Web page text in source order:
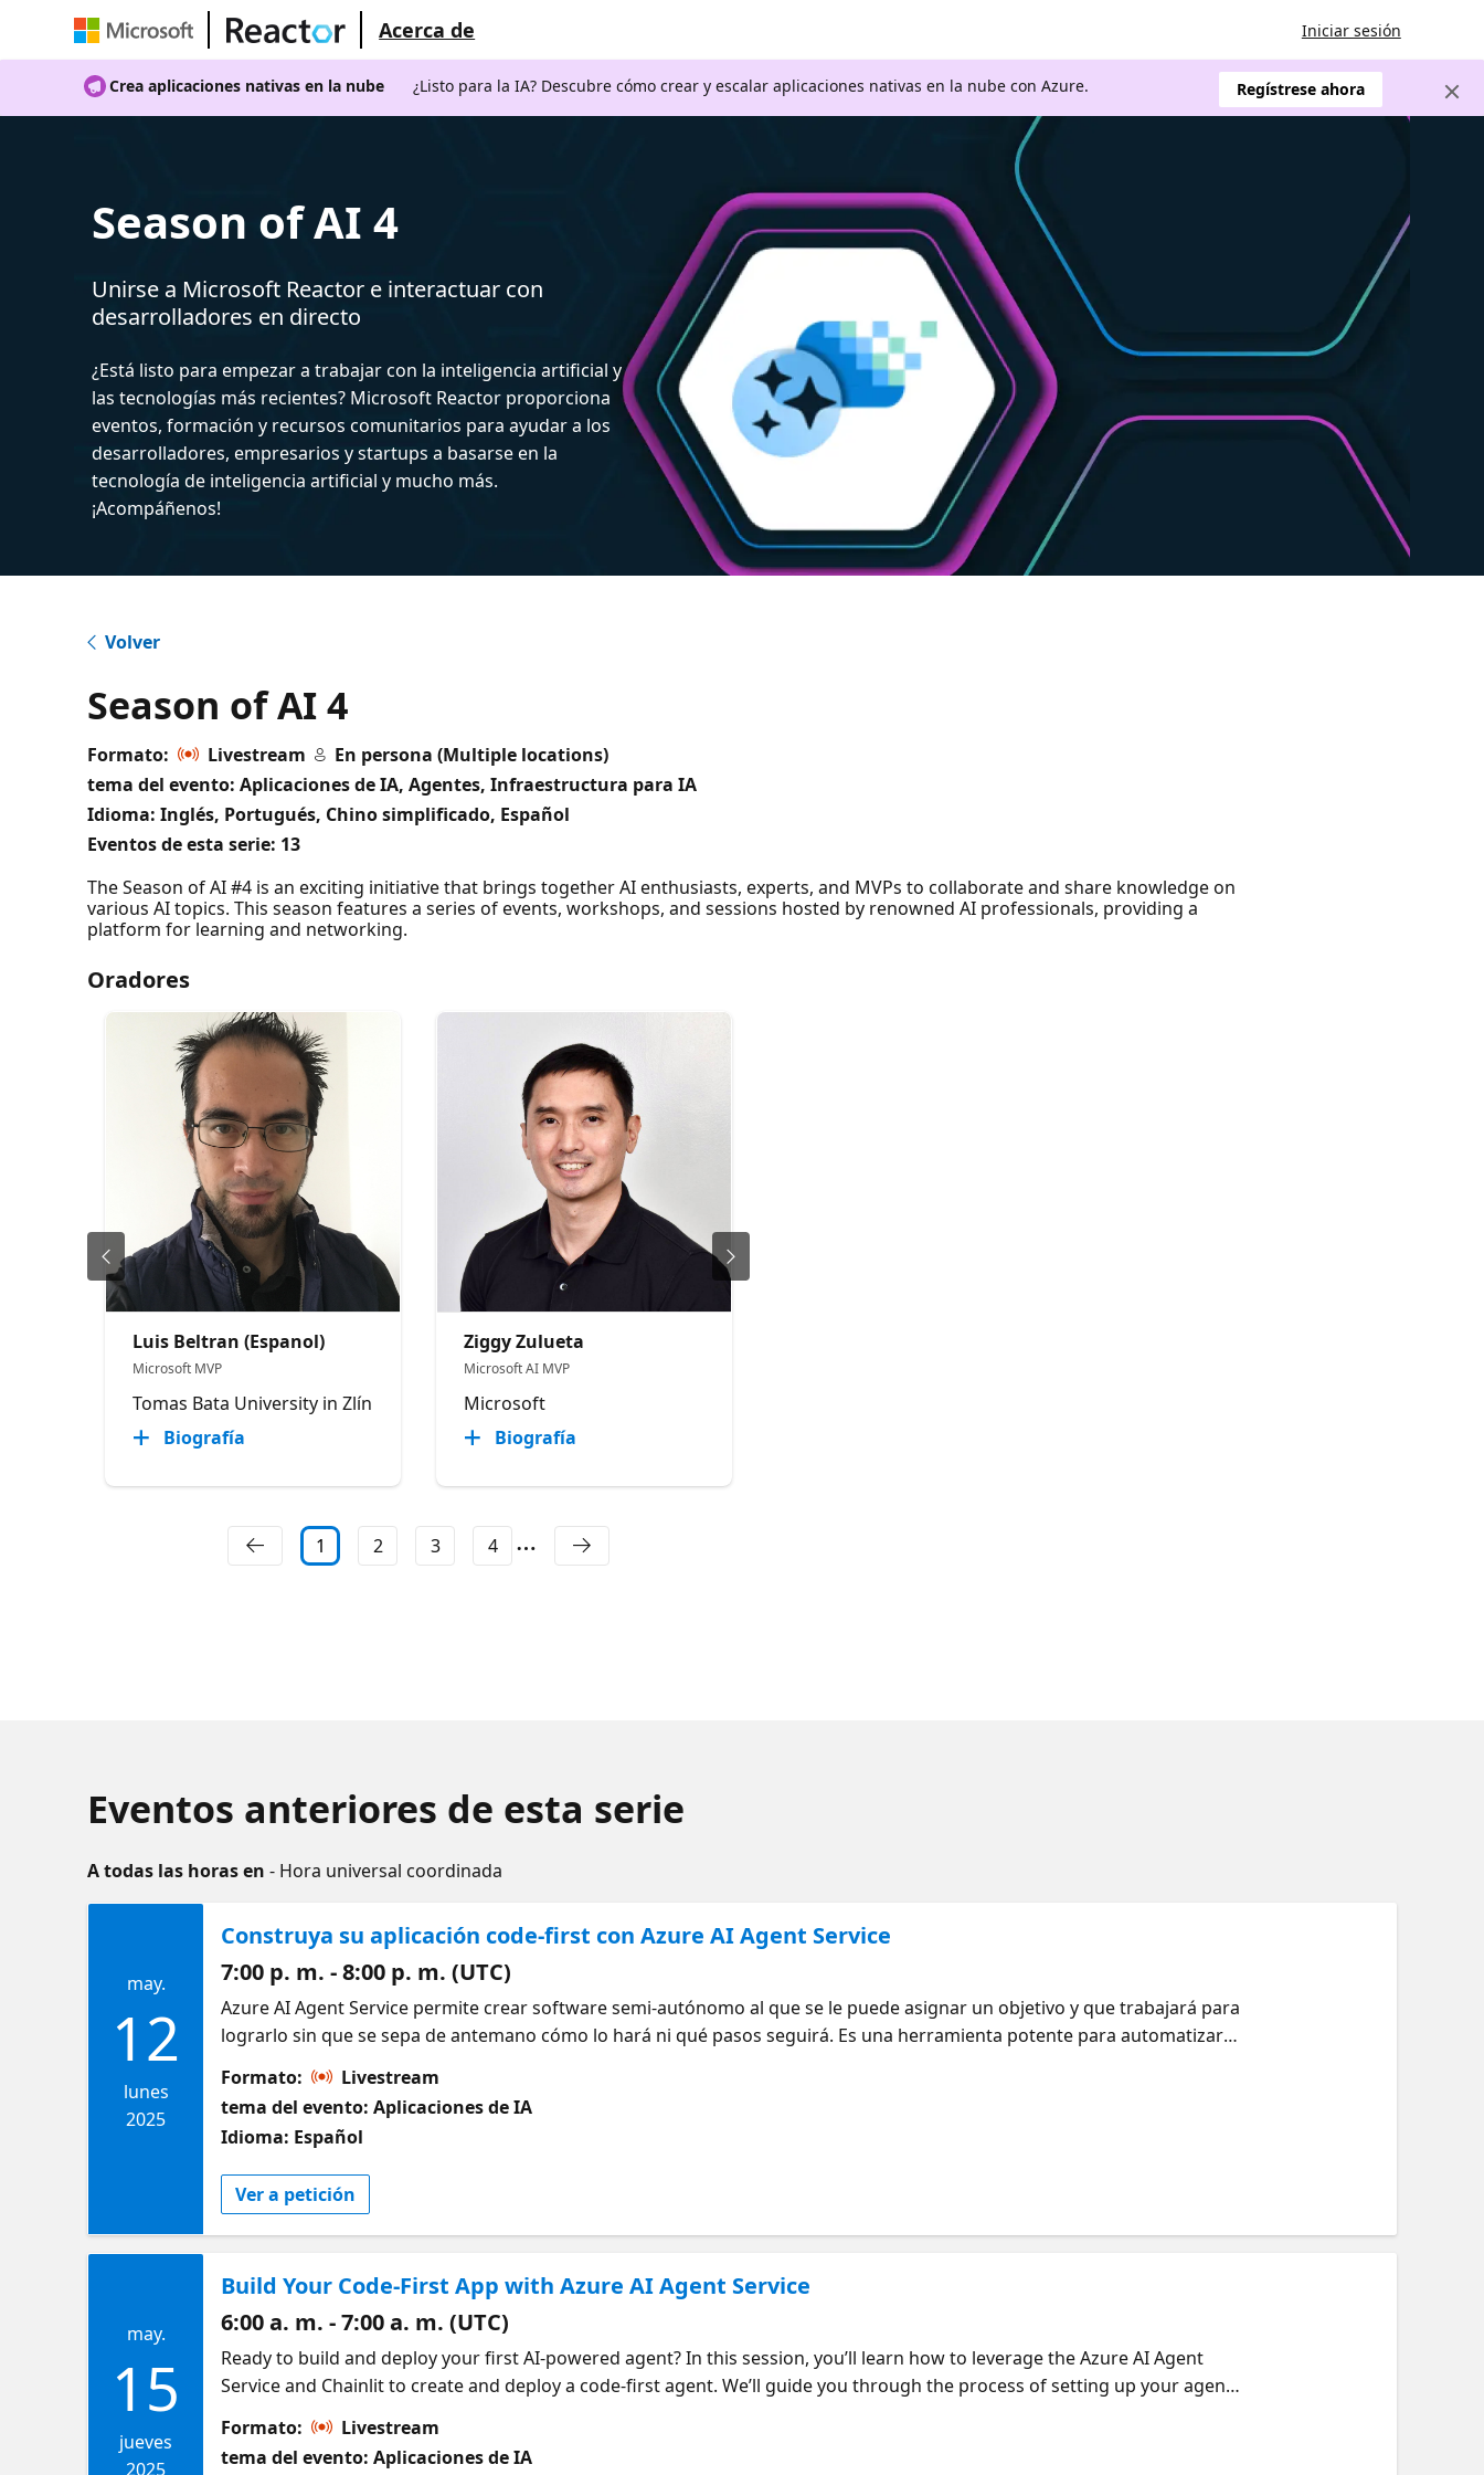
Acerca de Iniciar sesión
Crea aplicaciones nativas en la nube ¿Listo para la IA? Descubre cómo crear y escalar aplicaciones nativas en la nube con Azure. Regístrese ahora
Season of AI 4
Unirse a Microsoft Reactor e interactuar con
desarrolladores en directo
¿Está listo para empezar a trabajar con la inteligencia artificial y
las tecnologías más recientes? Microsoft Reactor proporciona
eventos, formación y recursos comunitarios para ayudar a los
desarrolladores, empresarios y startups a basarse en la
tecnología de inteligencia artificial y mucho más.
¡Acompáñenos!
Volver
Season of AI 4
Formato: Livestream
En persona (Multiple locations)
tema del evento: Aplicaciones de IA, Agentes, Infraestructura para IA
Idioma: Inglés, Portugués, Chino simplificado, Español
Eventos de esta serie: 13
The Season of AI #4 is an exciting initiative that brings together AI enthusiasts, experts, and MVPs to collaborate and share knowledge on
various AI topics. This season features a series of events, workshops, and sessions hosted by renowned AI professionals, providing a
platform for learning and networking.
Oradores
Luis Beltran (Espanol)
Microsoft MVP
Tomas Bata University in Zlín
Biografía
Ziggy Zulueta
Microsoft AI MVP
Microsoft
Biografía
1 2 3 4
Eventos anteriores de esta serie
A todas las horas en- Hora universal coordinada
may.
12
lunes
2025
Construya su aplicación code-first con Azure AI Agent Service
7:00 p. m. - 8:00 p. m. (UTC)
Azure AI Agent Service permite crear software semi-autónomo al que se le puede asignar un objetivo y que trabajará para
lograrlo sin que se sepa de antemano cómo lo hará ni qué pasos seguirá. Es una herramienta potente para automatizar
exploraremos la construcción de un agente que le ayudará a completar varias tareas, basado en las capacidades que se
van añadiendo poco a poco. Obtenga más información y desarrolle sus habilidades con esta colección gratuita de
módulos de Microsoft Learn https://aka.ms/12MayoAIAgentServiciosLearn1
Formato:
Livestream
tema del evento: Aplicaciones de IA
Idioma: Español
Ver a petición
may.
15
jueves
2025
Build Your Code-First App with Azure AI Agent Service
6:00 a. m. - 7:00 a. m. (UTC)
Ready to build and deploy your first AI-powered agent? In this session, you’ll learn how to leverage the Azure AI Agent
Service and Chainlit to create and deploy a code-first agent. We’ll guide you through the process of setting up your agent,
looking to dive into AI or wanting to enhance your app with intelligent capabilities, this session will give you the tools and
insights to bring your code-first app to life with Azure AI.
Formato:
Livestream
tema del evento: Aplicaciones de IA